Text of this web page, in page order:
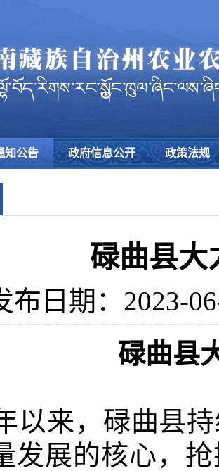
知公告 政府信息公开 政策法规
碌曲县大
布日期：2023-
碌曲县
以来，碌曲县
发展的核心，